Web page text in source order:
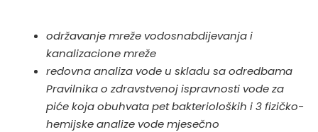
održavanje mreže vodosnabdijevanja i
kanalizacione mreže
redovna analiza vode u skladu sa odredbama
Pravilnika o zdravstvenoj ispravnosti vode za
piće koja obuhvata pet bakterioloških i 3 fizičko-
hemijske analize vode mjesečno